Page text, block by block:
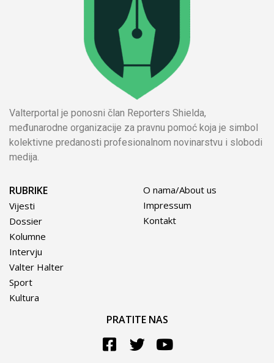
Valterportal je ponosni član Reporters Shielda,
međunarodne organizacije za pravnu pomoć koja je simbol
kolektivne predanosti profesionalnom novinarstvu i slobodi
medija.
RUBRIKE
Vijesti
Dossier
Kolumne
Intervju
Valter Halter
Sport
Kultura
O nama/About us
Impressum
Kontakt
PRATITE NAS